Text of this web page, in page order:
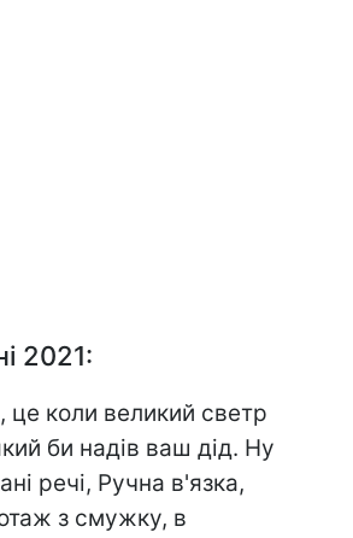
2021:
, це коли великий светр
би надів ваш дід. Ну
речі, Ручна в'язка,
з смужку, в